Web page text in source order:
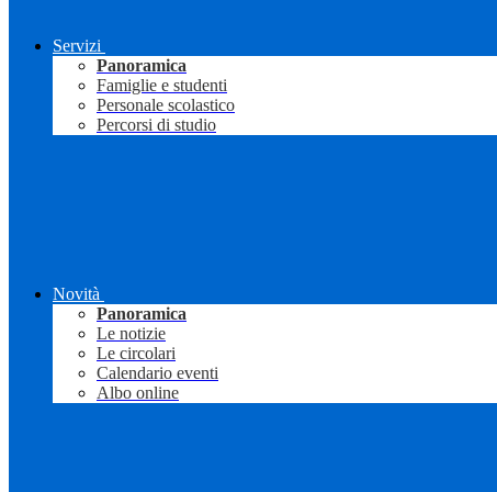
Servizi
Panoramica
Famiglie e studenti
Personale scolastico
Percorsi di studio
Novità
Panoramica
Le notizie
Le circolari
Calendario eventi
Albo online